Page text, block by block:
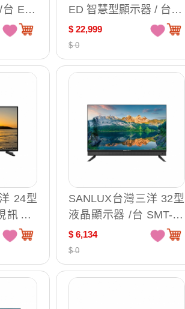
EM-
ED 智慧型顯示器 / 台 AI
-55QL24
$ 22,999
$ 0
24型
訊盒 /
SANLUX台灣三洋 32型
液晶顯示器 /台 SMT-32
KT5
$ 6,134
$ 0